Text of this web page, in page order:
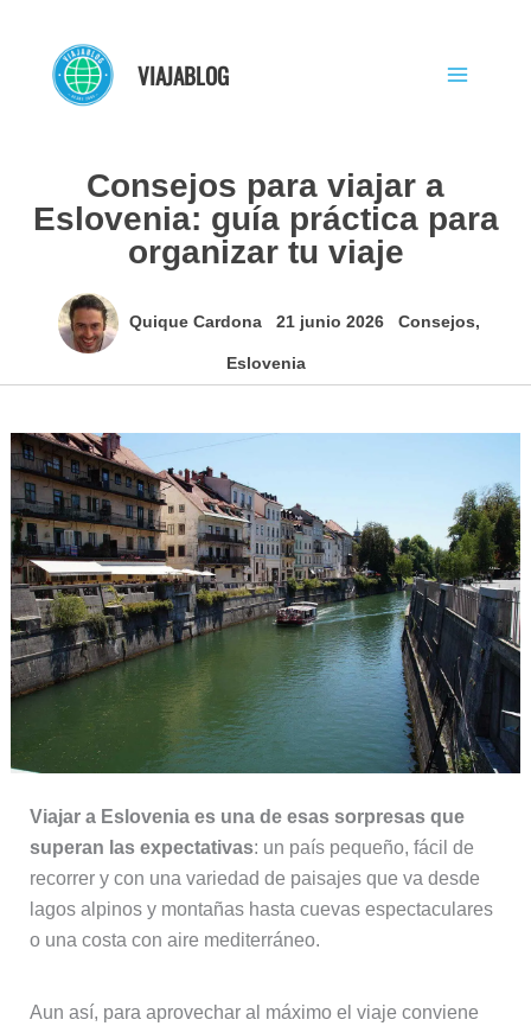
contenido
VIAJABLOG
Consejos para viajar a
Eslovenia: guía práctica para
organizar tu viaje
Quique Cardona 21 junio 2026 Consejos,
Eslovenia
Viajar a Eslovenia es una de esas sorpresas que
superan las expectativas: un país pequeño, fácil de
recorrer y con una variedad de paisajes que va desde
lagos alpinos y montañas hasta cuevas espectaculares
o una costa con aire mediterráneo.
Aun así, para aprovechar al máximo el viaje conviene